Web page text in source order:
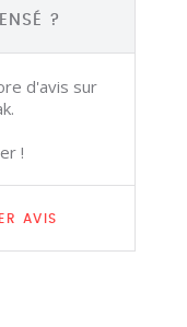
?
d'avis sur
!
AVIS